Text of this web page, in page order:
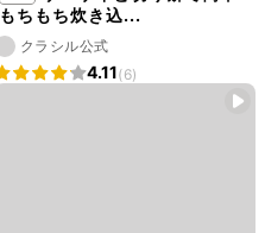
もちもち炊き込...
クラシル公式
4.11(6)